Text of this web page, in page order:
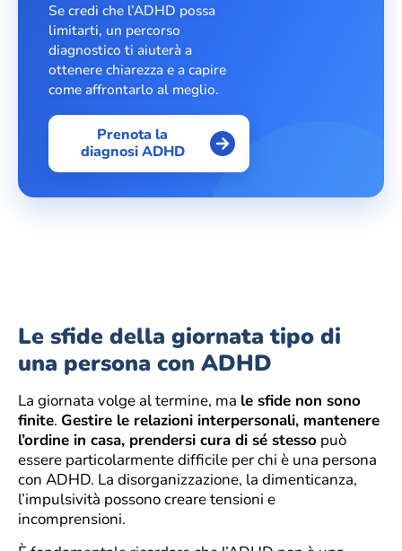
Se credi che l’ADHD possa
limitarti, un percorso
diagnostico ti aiuterà a
ottenere chiarezza e a capire
come affrontarlo al meglio.
Prenota la
diagnosi ADHD
Le sfide della giornata tipo di
una persona con ADHD
La giornata volge al termine, ma le sfide non sono
finite. Gestire le relazioni interpersonali, mantenere
l’ordine in casa, prendersi cura di sé stesso può
essere particolarmente difficile per chi è una persona
con ADHD. La disorganizzazione, la dimenticanza,
l’impulsività possono creare tensioni e
incomprensioni.